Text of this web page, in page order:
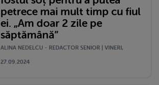
petrece mai mult timp cu fiul
ei. „Am doar 2 zile pe
săptămână”
ALINA NEDELCU - REDACTOR SENIOR | VINERI,
27.09.2024